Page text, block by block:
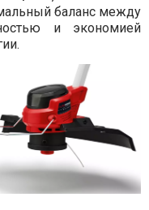
баланс между
и экономией